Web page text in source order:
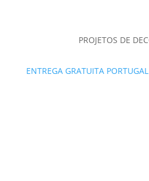
PROJETOS DE
ENTREGA GRATUITA